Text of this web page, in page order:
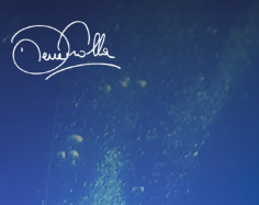
PIERRE FROLLA